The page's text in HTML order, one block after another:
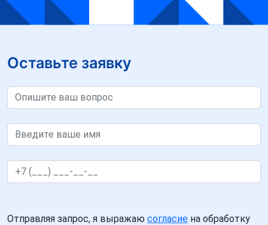
Оставьте заявку
Отправляя запрос, я выражаю согласие на обработку